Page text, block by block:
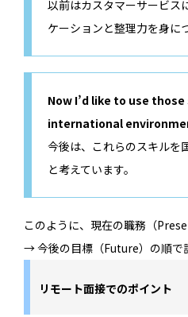
以前はカスタマーサービス
ケーションと整理力を身に
Now I’d like to use
international
今後は、これらのスキルを
と考えています。
このように、現在の職務（
→ 今後の目標（Future）の順で
リモート面接でのポイント